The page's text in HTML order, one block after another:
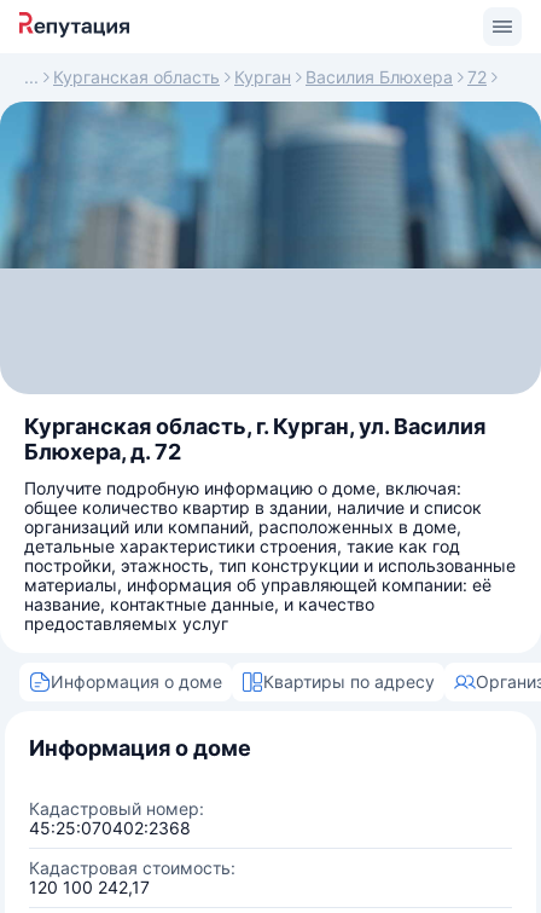
Курганская область Курган Василия Блюхера 72
Курганская область, г. Курган, ул. Василия
Блюхера, д. 72
Получите подробную информацию о доме, включая:
общее количество квартир в здании, наличие и список
организаций или компаний, расположенных в доме,
детальные характеристики строения, такие как год
постройки, этажность, тип конструкции и использованные
материалы, информация об управляющей компании: её
название, контактные данные, и качество
предоставляемых услуг
Информация о доме Квартиры по адресу
Информация о доме
Кадастровый номер:
45:25:070402:2368
Кадастровая стоимость:
120 100 242,17